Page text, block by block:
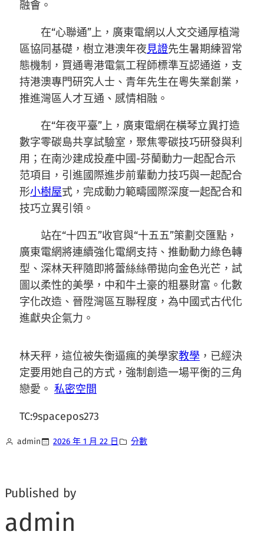
融會。
在“心聯通”上，廣東電網以人文交通厚植灣
區協同基礎，樹立港澳年夜見證先生暑期練習常
態機制，買通粵港電氣工程師標準互認通道，支
持港澳專門研究人士、青年先生在粵失業創業，
推進灣區人才互通、感情相融。
在“年夜平臺”上，廣東電網在橫琴立異打造
數字零碳島共享試驗室，聚焦零碳技巧研發與利
用；在南沙建成投產中國-芬蘭動力一起配合示
范項目，引進國際進步前輩動力技巧與一起配合
形小樹屋式，完成動力範疇國際深度一起配合和
技巧立異引領。
站在“十四五”收官與“十五五”策劃交匯點，
廣東電網將連續強化電網支持、推動動力綠色轉
型、深林天秤隨即將蕾絲絲帶拋向金色光芒，試
圖以柔性的美學，中和牛土豪的粗暴財富。化數
字化改造、晉陞灣區互聯程度，為中國式古代化
進獻央企氣力。
林天秤，這位被失衡逼瘋的美學家教學 ，已經決
定要用她自己的方式，強制創造一場平衡的三角
戀愛。 私密空間
TC:9spacepos273
admin 2026 年 1 月 22 日 分數
Published by
admin